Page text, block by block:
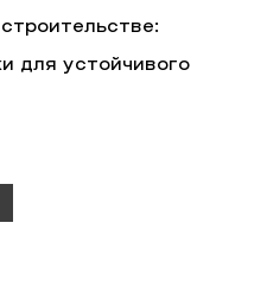
для устойчивого